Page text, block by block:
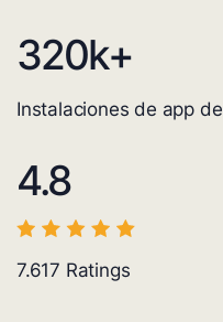
320k+
Instalaciones de app
4.8
7.617 Ratings